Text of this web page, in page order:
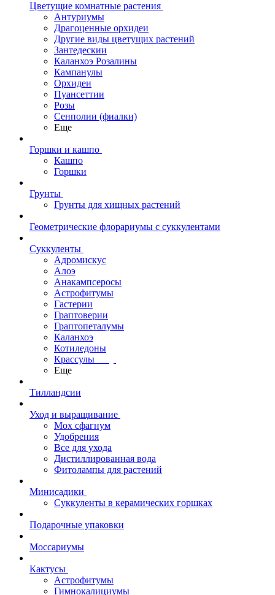
Цветущие комнатные растения
Антуриумы
Драгоценные орхидеи
Другие виды цветущих растений
Зантедескии
Каланхоэ Розалины
Кампанулы
Орхидеи
Пуансеттии
Розы
Сенполии (фиалки)
Еще
Горшки и кашпо
Кашпо
Горшки
Грунты
Грунты для хищных растений
Геометрические флорариумы с суккулентами
Суккуленты
Адромискус
Алоэ
Анакампсеросы
Астрофитумы
Гастерии
Граптоверии
Граптопеталумы
Каланхоэ
Котиледоны
Крассулы
Еще
Тилландсии
Уход и выращивание
Мох сфагнум
Удобрения
Все для ухода
Дистиллированная вода
Фитолампы для растений
Минисадики
Суккуленты в керамических горшках
Подарочные упаковки
Моссариумы
Кактусы
Астрофитумы
Гимнокалициумы